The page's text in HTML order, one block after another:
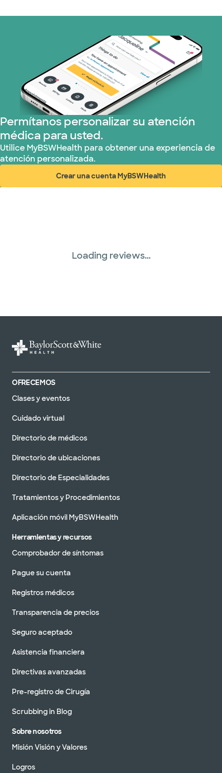
Permítanos personalizar su atención
médica para usted.
Utilice MyBSWHealth para obtener una experiencia de
atención personalizada.
Crear una cuenta MyBSWHealth
(abre en ventana nueva)
Loading reviews...
OFRECEMOS
Clases y eventos
Cuidado virtual
Directorio de médicos
Directorio de ubicaciones
Directorio de Especialidades
Tratamientos y Procedimientos
Aplicación móvil MyBSWHealth
Herramientas y recursos
Comprobador de síntomas
Pague su cuenta
Registros médicos
Transparencia de precios
Seguro aceptado
Asistencia financiera
Directivas avanzadas
Pre-registro de Cirugía
Scrubbing in Blog
Sobre nosotros
Misión Visión y Valores
Logros